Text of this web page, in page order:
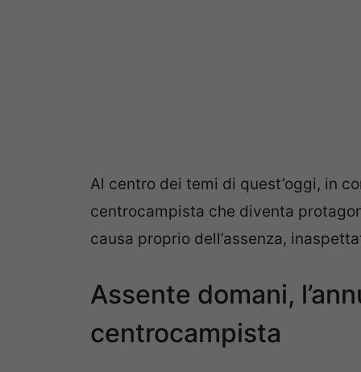
Al centro dei temi di quest’oggi, in
centrocampista che diventa
causa proprio dell’assenza,
Assente domani,
centrocampista